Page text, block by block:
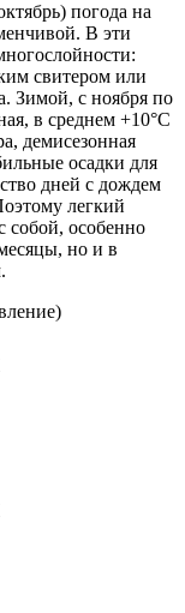
погода на
В эти
свитером или
Зимой, с ноября по
в среднем +10°C
демисезонная
осадки для
дней с дождем
легкий
собой, особенно
но и в